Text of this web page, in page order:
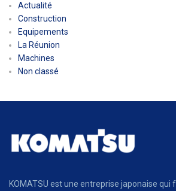
Actualité
Construction
Equipements
La Réunion
Machines
Non classé
KOMATSU est une entreprise japonaise qui